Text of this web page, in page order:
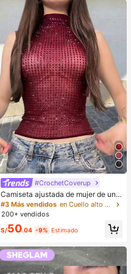
#CrochetCoverup
Camiseta ajustada de mujer de unic
olor, con malla de cristales, transpar
ente y sexy, para uso casual en ver
#3 Más vendidos
en Cuello alto Tops, blusas y camisetas de mujer
200+ vendidos
S/50.04 -9% Estimado